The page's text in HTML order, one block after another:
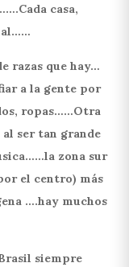
casa,
razas que hay…
a la gente por
ropas……Otra
al ser tan grande
zona sur
el centro) más
….hay muchos
siempre